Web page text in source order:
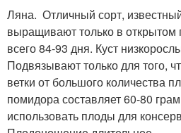
Ляна. Отличный сорт,
выращивают только в открытом
всего 84-93 дня. Куст
Подвязывают только для того,
ветки от большого количества
помидора составляет 60-80
использовать плоды для